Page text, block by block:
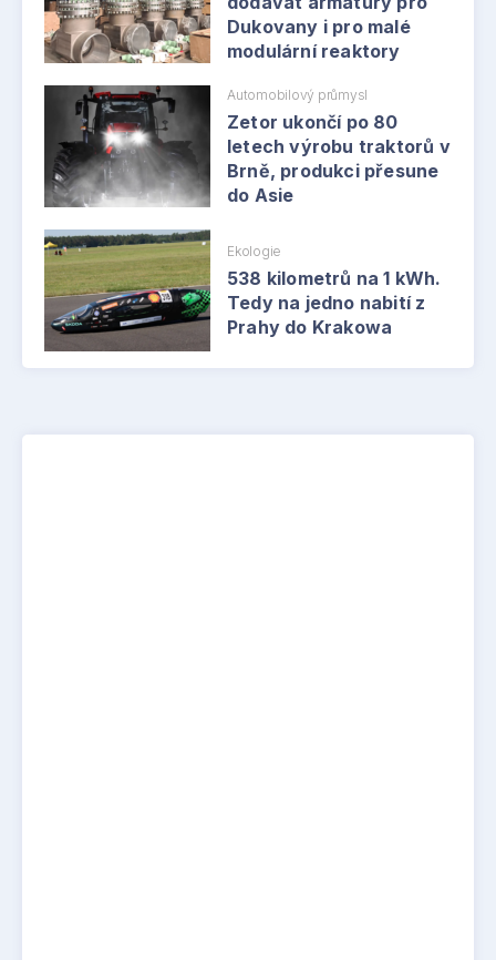
Dukovany i pro malé
modulární reaktory
Automobilový průmysl
Zetor ukončí po 80
letech výrobu traktorů v
Brně, produkci přesune
do Asie
Ekologie
538 kilometrů na 1 kWh.
Tedy na jedno nabití z
Prahy do Krakowa